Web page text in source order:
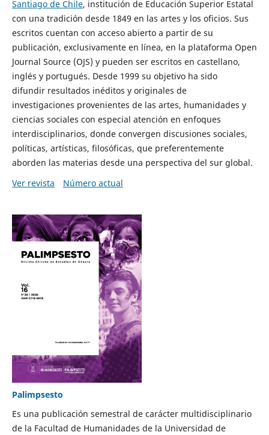
Santiago de Chile, institución de Educación Superior Estatal
con una tradición desde 1849 en las artes y los oficios. Sus
escritos cuentan con acceso abierto a partir de su
publicación, exclusivamente en línea, en la plataforma Open
Journal Source (OJS) y pueden ser escritos en castellano,
inglés y portugués. Desde 1999 su objetivo ha sido
difundir resultados inéditos y originales de
investigaciones provenientes de las artes, humanidades y
ciencias sociales con especial atención en enfoques
interdisciplinarios, donde convergen discusiones sociales,
políticas, artísticas, filosóficas, que preferentemente
aborden las materias desde una perspectiva del sur global.
Ver revista
Número actual
Palimpsesto
Es una publicación semestral de carácter multidisciplinario
de la Facultad de Humanidades de la Universidad de